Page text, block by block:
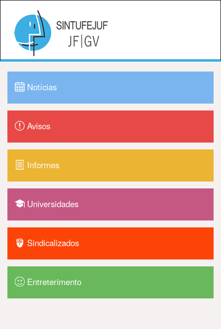
Notícias
Avisos
Informes
Universidades
Sindicalizados
Entreterimento